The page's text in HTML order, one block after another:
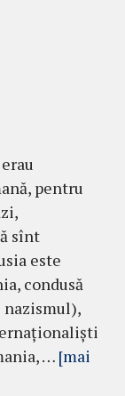
pentru
sînt
este
condusă
nazismul),
… [mai